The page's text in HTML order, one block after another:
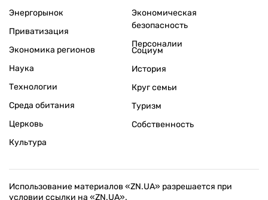
Энергорынок
Приватизация
Экономика регионов
Экономическая
безопасность
Персоналии
Наука
Технологии
Среда обитания
Церковь
Культура
Социум
История
Круг семьи
Туризм
Собственность
Использование материалов «ZN.UA» разрешается при
условии ссылки на «ZN.UA».